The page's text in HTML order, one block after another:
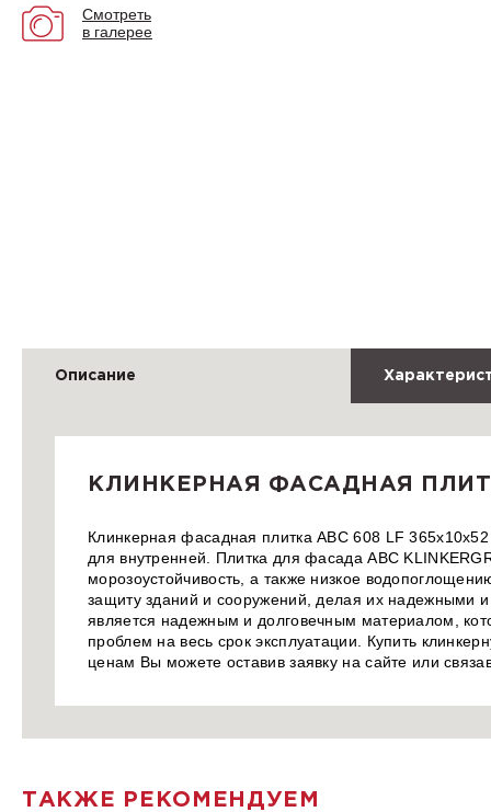
Смотреть
в галерее
Описание
КЛИНКЕРНАЯ ФАСАДНАЯ
Клинкерная фасадная плитка ABC 608 LF
для внутренней. Плитка для фасада ABC
морозоустойчивость, а также низкое
защиту зданий и сооружений, делая их надежными
является надежным и долговечным материалом,
проблем на весь срок эксплуатации. Купить
ценам Вы можете оставив заявку на сайте или
ТАКЖЕ РЕКОМЕНДУЕМ